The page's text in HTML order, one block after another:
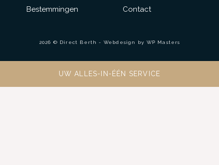
Bestemmingen
Contact
2026 © Direct Berth - Webdesign by WP Masters
UW ALLES-IN-ÉÉN SERVICE